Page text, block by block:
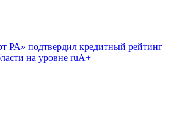
РА» подтвердил кредитный рейтинг
на уровне ruА+